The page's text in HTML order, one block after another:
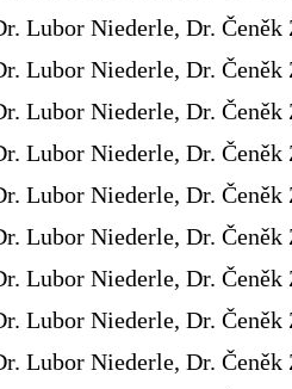
Lubor Niederle, Dr. Čeněk
Lubor Niederle, Dr. Čeněk
Lubor Niederle, Dr. Čeněk
Lubor Niederle, Dr. Čeněk
Lubor Niederle, Dr. Čeněk
Lubor Niederle, Dr. Čeněk
Lubor Niederle, Dr. Čeněk
Lubor Niederle, Dr. Čeněk
Lubor Niederle, Dr. Čeněk